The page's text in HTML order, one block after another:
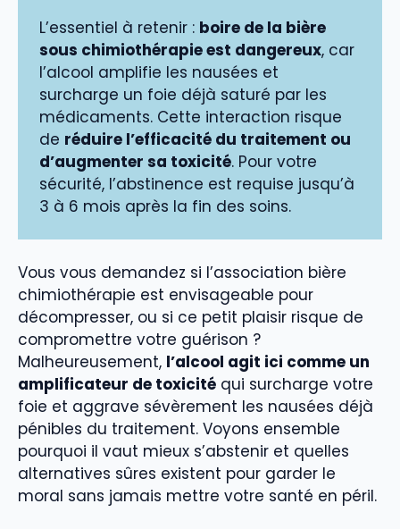
L’essentiel à retenir : boire de la bière
sous chimiothérapie est dangereux, car
l’alcool amplifie les nausées et
surcharge un foie déjà saturé par les
médicaments. Cette interaction risque
de réduire l’efficacité du traitement ou
d’augmenter sa toxicité. Pour votre
sécurité, l’abstinence est requise jusqu’à
3 à 6 mois après la fin des soins.
Vous vous demandez si l’association bière
chimiothérapie est envisageable pour
décompresser, ou si ce petit plaisir risque de
compromettre votre guérison ?
Malheureusement, l’alcool agit ici comme un
amplificateur de toxicité qui surcharge votre
foie et aggrave sévèrement les nausées déjà
pénibles du traitement. Voyons ensemble
pourquoi il vaut mieux s’abstenir et quelles
alternatives sûres existent pour garder le
moral sans jamais mettre votre santé en péril.